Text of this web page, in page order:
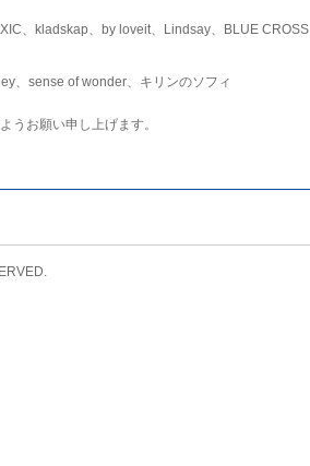
、kladskap、by loveit、Lindsay、BLUE CROSS
、sense of wonder、キリンのソフィ
うお願い申し上げます。